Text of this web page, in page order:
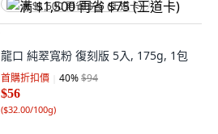
满 $1,500 再省 $75 (王道卡)
龍口 純翠寬粉 復刻版 5入, 175g, 1包
首購折扣價 40%$94
$56
($32.00/100g)